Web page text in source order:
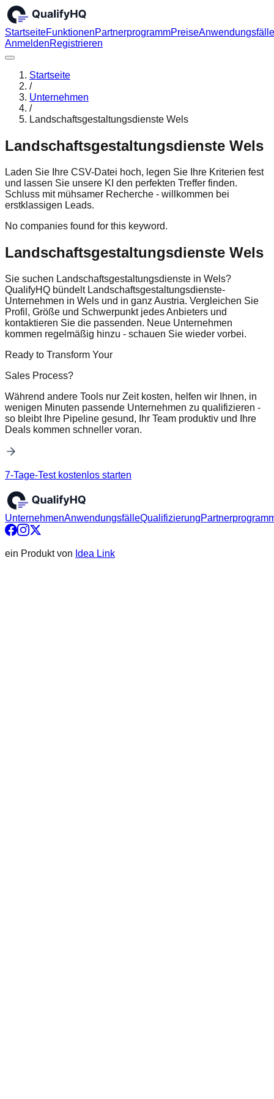
StartseiteFunktionenPartnerprogrammPreiseAnwendungsfälle
AnmeldenRegistrieren
Startseite
/
Unternehmen
/
Landschaftsgestaltungsdienste Wels
Landschaftsgestaltungsdienste Wels
Laden Sie Ihre CSV-Datei hoch, legen Sie Ihre Kriterien fest
und lassen Sie unsere KI den perfekten Treffer finden.
Schluss mit mühsamer Recherche - willkommen bei
erstklassigen Leads.
No companies found for this keyword.
Landschaftsgestaltungsdienste Wels
Sie suchen Landschaftsgestaltungsdienste in Wels?
QualifyHQ bündelt Landschaftsgestaltungsdienste-
Unternehmen in Wels und in ganz Austria. Vergleichen Sie
Profil, Größe und Schwerpunkt jedes Anbieters und
kontaktieren Sie die passenden. Neue Unternehmen
kommen regelmäßig hinzu - schauen Sie wieder vorbei.
Ready to Transform Your
Sales Process?
Während andere Tools nur Zeit kosten, helfen wir Ihnen, in
wenigen Minuten passende Unternehmen zu qualifizieren -
so bleibt Ihre Pipeline gesund, Ihr Team produktiv und Ihre
Deals kommen schneller voran.
7-Tage-Test kostenlos starten
UnternehmenAnwendungsfälleQualifizierung
ein Produkt von Idea Link